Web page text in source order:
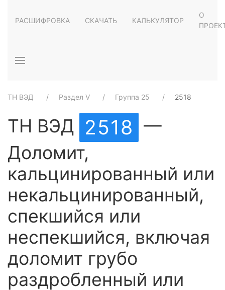
РАСШИФРОВКА СКАЧАТЬ КАЛЬКУЛЯТОР
О
ТН ВЭД Раздел V Группа 25 2518
ТН ВЭД 2518 —
Доломит,
кальцинированный или
некальцинированный,
спекшийся или
неспекшийся, включая
доломит грубо
раздробленный или